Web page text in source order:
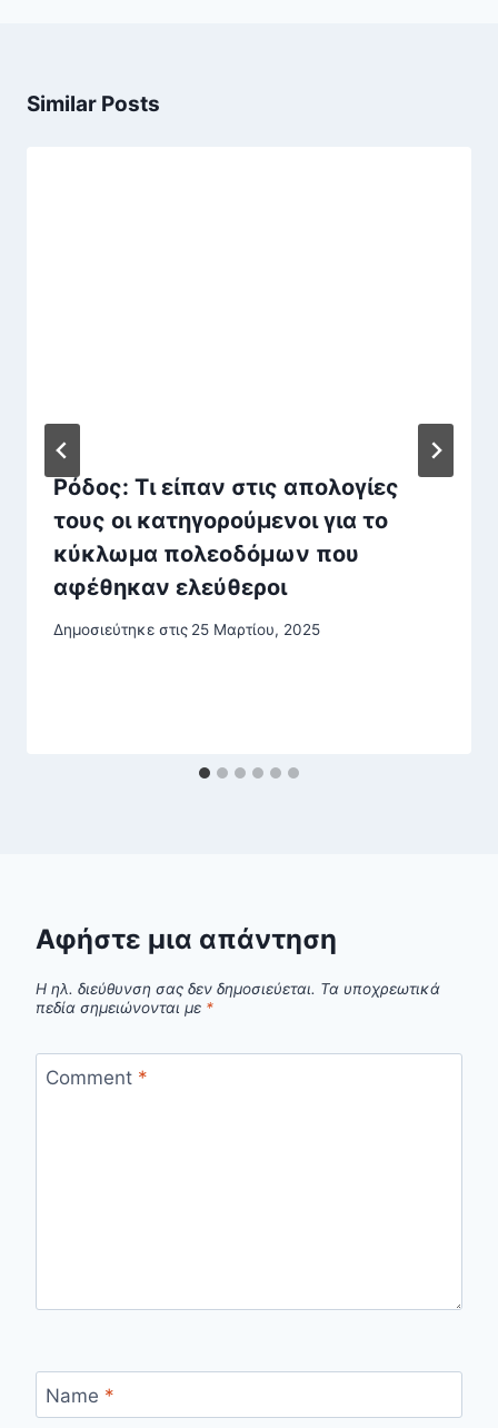
Similar Posts
Ρόδος: Τι είπαν στις απολογίες
τους οι κατηγορούμενοι για το
κύκλωμα πολεοδόμων που
αφέθηκαν ελεύθεροι
Δημοσιεύτηκε στις 25 Μαρτίου, 2025
Αφήστε μια απάντηση
Η ηλ. διεύθυνση σας δεν δημοσιεύεται. Τα υποχρεωτικά
πεδία σημειώνονται με *
Comment *
Name *